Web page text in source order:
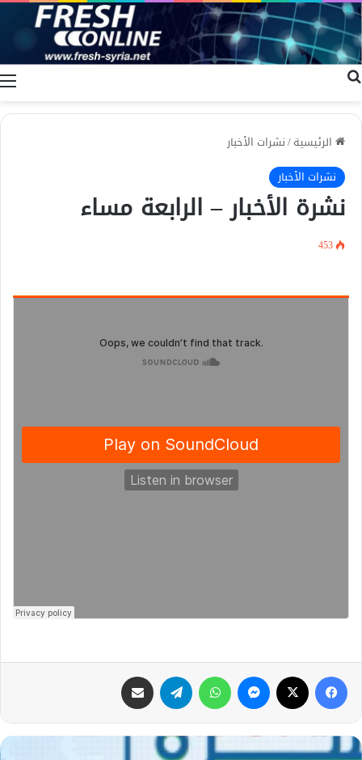
الرئيسية/نشرات الأخبار
نشرات الأخبار
نشرة الأخبار – الرابعة مساء
453
فيسبوك ماسنجر واتساب تيلقرام